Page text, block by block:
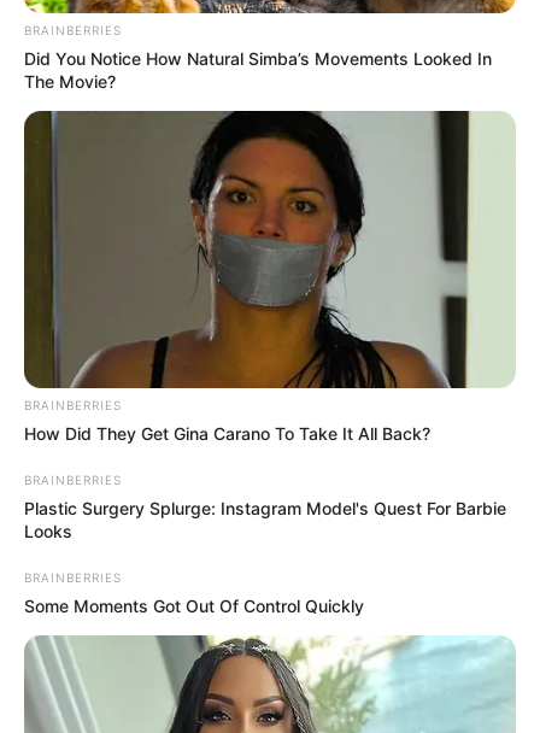
BRAINBERRIES
Did You Notice How Natural Simba’s Movements Looked In
The Movie?
BRAINBERRIES
How Did They Get Gina Carano To Take It All Back?
BRAINBERRIES
Plastic Surgery Splurge: Instagram Model's Quest For Barbie
Looks
BRAINBERRIES
Some Moments Got Out Of Control Quickly